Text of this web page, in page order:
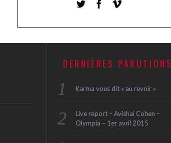
DERNIÈRES PARUTIONS
Karma vous dit « au revoir »
Live report – Avishai Cohen –
Olympia – 1er avril 2015